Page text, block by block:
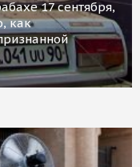
17 сентября,
как